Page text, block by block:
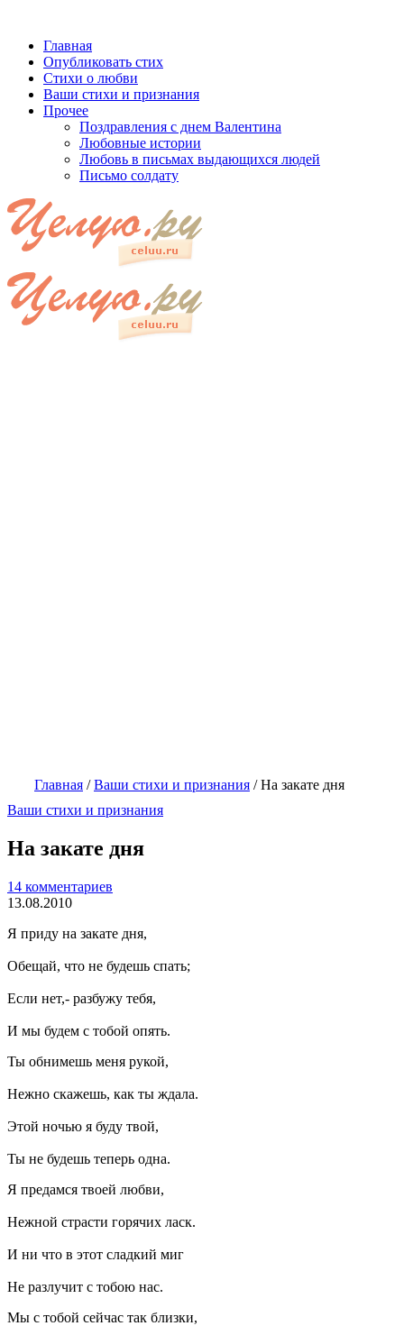
Главная
Опубликовать стих
Стихи о любви
Ваши стихи и признания
Прочее
Поздравления с днем Валентина
Любовные истории
Любовь в письмах выдающихся людей
Письмо солдату
Главная /Ваши стихи и признания /На закате дня
Ваши стихи и признания
На закате дня
14 комментариев
13.08.2010
Я приду на закате дня,
Обещай, что не будешь спать;
Если нет,- разбужу тебя,
И мы будем с тобой опять.
Ты обнимешь меня рукой,
Нежно скажешь, как ты ждала.
Этой ночью я буду твой,
Ты не будешь теперь одна.
Я предамся твоей любви,
Нежной страсти горячих ласк.
И ни что в этот сладкий миг
Не разлучит с тобою нас.
Мы с тобой сейчас так близки,